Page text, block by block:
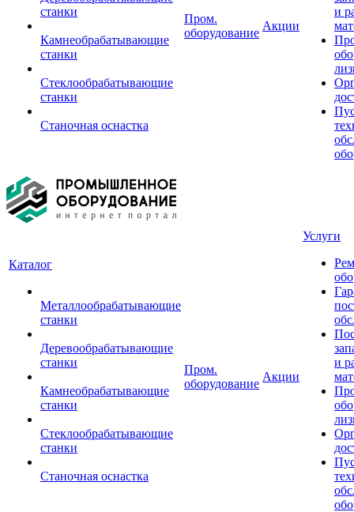
станки
Камнеобрабатывающие
станки
Стеклообрабатывающие
станки
Станочная оснастка
Пром.
оборудование
Акции
и
Каталог
Металлообрабатывающие
станки
Деревообрабатывающие
станки
Камнеобрабатывающие
станки
Стеклообрабатывающие
станки
Станочная оснастка
Пром.
оборудование
Акции
Услуги
и